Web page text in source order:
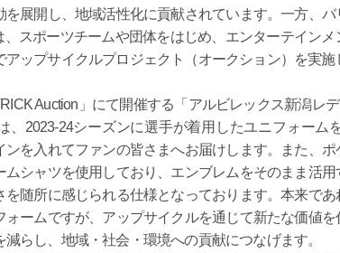
を展開し、地域活性化に貢献されています。一方、
、スポーツチームや団体をはじめ、エンターテイン
ップサイクルプロジェクト（オークション）を実施
Auction」にて開催する「アルビレックス新潟レ
、2023-24シーズンに選手が着用したユニフォーム
ンを入れてファンの皆さまへお届けします。また、
ムシャツを使用しており、エンブレムをそのまま活
を随所に感じられる仕様となっております。本来で
ォームですが、アップサイクルを通じて新たな価値
らし、地域・社会・環境への貢献につなげます。